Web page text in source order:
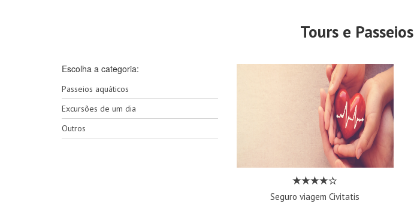
Tours e Passeios
Escolha a categoria:
Passeios aquáticos
Excursões de um dia
Outros
Seguro viagem Civitatis